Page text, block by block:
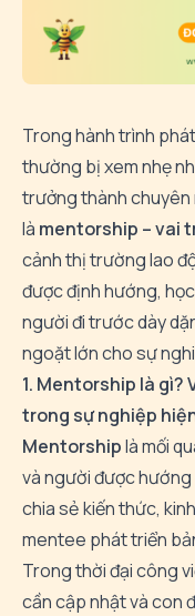
Trong hành trình
thường bị xem nhẹ
trưởng thành chuyên
là mentorship – vai
cảnh thị trường lao
được định hướng,
người đi trước dày
ngoặt lớn cho sự
1. Mentorship là gì?
trong sự nghiệp
Mentorshiplà mối
và người được
chia sẻ kiến thức,
mentee phát triển
Trong thời đại công
cần cập nhật và con